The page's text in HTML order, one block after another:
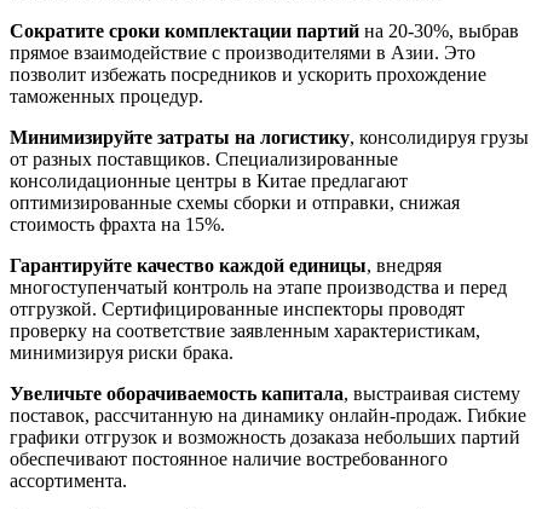
Сократите сроки комплектации партий на 20-30%, выбрав
прямое взаимодействие с производителями в Азии. Это
позволит избежать посредников и ускорить прохождение
таможенных процедур.
Минимизируйте затраты на логистику, консолидируя грузы
от разных поставщиков. Специализированные
консолидационные центры в Китае предлагают
оптимизированные схемы сборки и отправки, снижая
стоимость фрахта на 15%.
Гарантируйте качество каждой единицы, внедряя
многоступенчатый контроль на этапе производства и перед
отгрузкой. Сертифицированные инспекторы проводят
проверку на соответствие заявленным характеристикам,
минимизируя риски брака.
Увеличьте оборачиваемость капитала, выстраивая систему
поставок, рассчитанную на динамику онлайн-продаж. Гибкие
графики отгрузок и возможность дозаказа небольших партий
обеспечивают постоянное наличие востребованного
ассортимента.